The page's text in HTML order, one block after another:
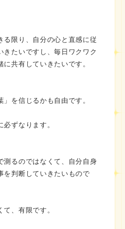
る限り、自分の心と直感に従
きたいですし、毎日ワクワク
共有していきたいです。
を信じるかも自由です。
ずなります。
測るのではなくて、自分自身
を判断していきたいもので
て、有限です。